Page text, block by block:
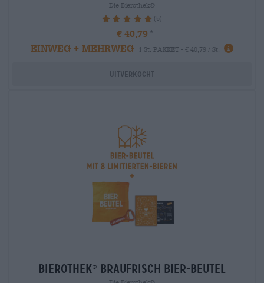
Die Bierothek®
100% (5)
€ 40,79
EINWEG + MEHRWEG
1 St. PAKKET - € 40,79 / St.
Uitverkocht
bierothek® braufrisch bier-beutel